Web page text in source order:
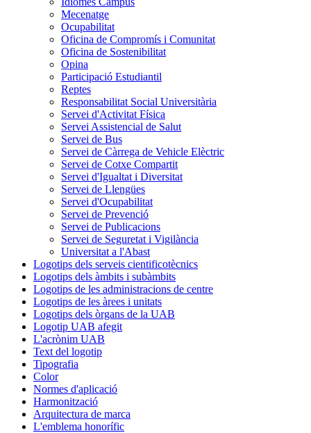
Mecenatge
Ocupabilitat
Oficina de Compromís i Comunitat
Oficina de Sostenibilitat
Opina
Participació Estudiantil
Reptes
Responsabilitat Social Universitària
Servei d'Activitat Física
Servei Assistencial de Salut
Servei de Bus
Servei de Càrrega de Vehicle Elèctric
Servei de Cotxe Compartit
Servei d'Igualtat i Diversitat
Servei de Llengües
Servei d'Ocupabilitat
Servei de Prevenció
Servei de Publicacions
Servei de Seguretat i Vigilància
Universitat a l'Abast
Logotips dels serveis cientificotècnics
Logotips dels àmbits i subàmbits
Logotips de les administracions de centre
Logotips de les àrees i unitats
Logotips dels òrgans de la UAB
Logotip UAB afegit
L'acrònim UAB
Text del logotip
Tipografia
Color
Normes d'aplicació
Harmonització
Arquitectura de marca
L'emblema honorífic